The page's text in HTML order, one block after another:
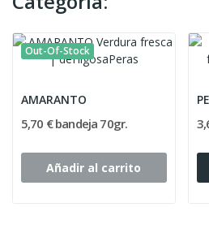
Out-Of-Stock
AMARANTO
5,70 € bandeja 70gr.
Añadir al carrito